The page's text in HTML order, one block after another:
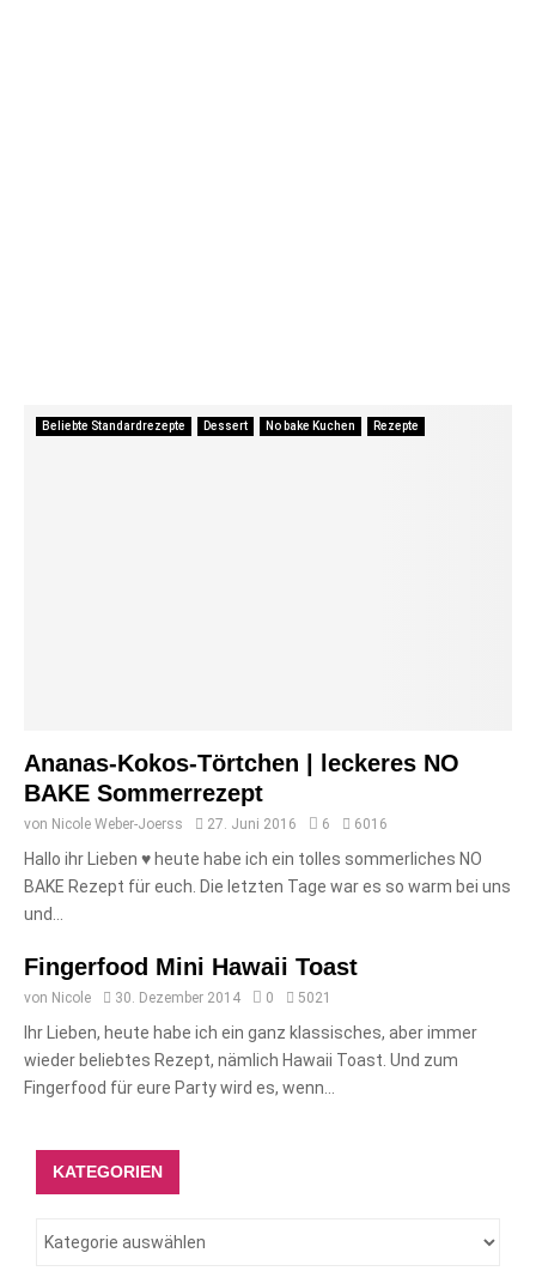
Beliebte Standardrezepte Dessert No bake Kuchen Rezepte
Ananas-Kokos-Törtchen | leckeres NO
BAKE Sommerrezept
von Nicole Weber-Joerss 27. Juni 2016 6 6016
Hallo ihr Lieben ♥ heute habe ich ein tolles sommerliches NO
BAKE Rezept für euch. Die letzten Tage war es so warm bei uns
und...
Fingerfood Mini Hawaii Toast
von Nicole 30. Dezember 2014 0 5021
Ihr Lieben, heute habe ich ein ganz klassisches, aber immer
wieder beliebtes Rezept, nämlich Hawaii Toast. Und zum
Fingerfood für eure Party wird es, wenn...
KATEGORIEN